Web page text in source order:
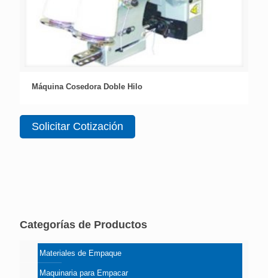
Máquina Cosedora Doble Hilo
Solicitar Cotización
Categorías de Productos
Materiales de Empaque
Maquinaria para Empacar